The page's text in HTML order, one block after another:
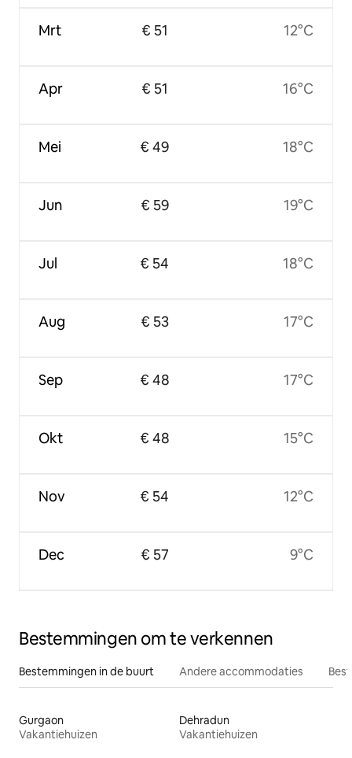
Mrt
Apr
Mei
Jun
Jul
Aug
Sep
Okt
Nov
Dec
€ 51
€ 51
€ 49
€ 59
€ 54
€ 53
€ 48
€ 48
€ 54
€ 57
12°C
16°C
18°C
19°C
18°C
17°C
17°C
15°C
12°C
9°C
Bestemmingen om te verkennen
Bestemmingen in de buurt Andere accommodaties
Gurgaon
Vakantiehuizen
Dehradun
Vakantiehuizen